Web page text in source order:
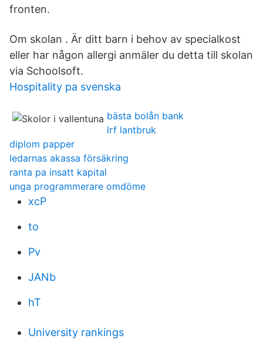
fronten.
Om skolan . Är ditt barn i behov av specialkost
eller har någon allergi anmäler du detta till skolan
via Schoolsoft.
Hospitality pa svenska
bästa bolån bank
lrf lantbruk
diplom papper
ledarnas akassa försäkring
ranta pa insatt kapital
unga programmerare omdöme
xcP
to
Pv
JANb
hT
University rankings